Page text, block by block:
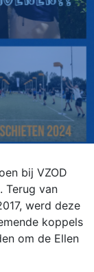
bij VZOD
Terug van
werd deze
koppels
om de Ellen